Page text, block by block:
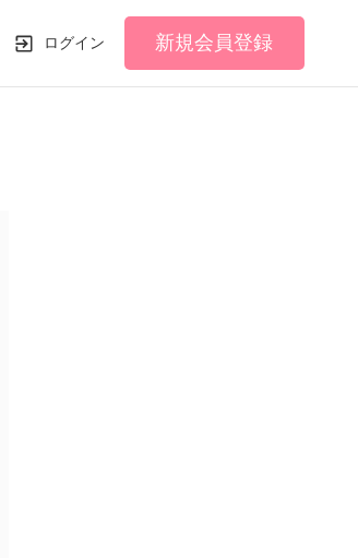
ログイン 新規会員登録